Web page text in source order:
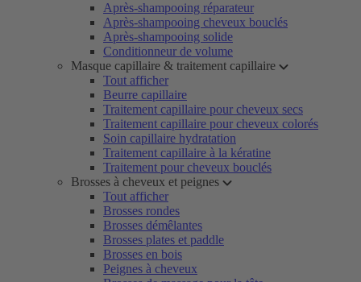
Après-shampooing réparateur
Après-shampooing cheveux bouclés
Après-shampooing solide
Conditionneur de volume
Masque capillaire & traitement capillaire
Tout afficher
Beurre capillaire
Traitement capillaire pour cheveux secs
Traitement capillaire pour cheveux colorés
Soin capillaire hydratation
Traitement capillaire à la kératine
Traitement pour cheveux bouclés
Brosses à cheveux et peignes
Tout afficher
Brosses rondes
Brosses démêlantes
Brosses plates et paddle
Brosses en bois
Peignes à cheveux